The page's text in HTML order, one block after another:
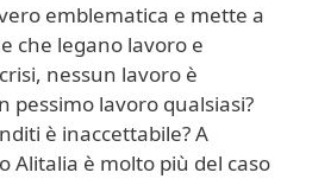
emblematica e mette a
che legano lavoro e
nessun lavoro è
pessimo lavoro qualsiasi?
è inaccettabile? A
Alitalia è molto più del caso